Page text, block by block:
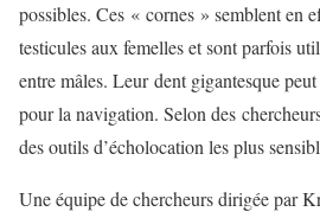
possibles. Ces « cornes » semblent en
testicules aux femelles et sont parfois
entre mâles. Leur dent gigantesque
pour la navigation. Selon des
des outils d’écholocation les plus
Une équipe de chercheurs dirigée par